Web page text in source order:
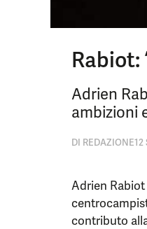
Rabiot:
Adrien
ambizioni
DI REDAZIONE12
Adrien
contributo